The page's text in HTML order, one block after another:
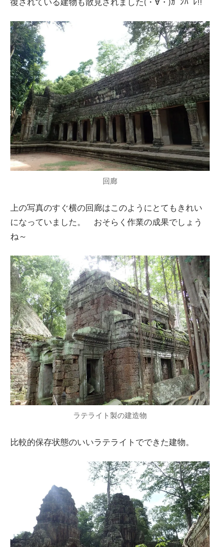
回廊
上の写真のすぐ横の回廊はこのようにとてもきれい
になっていました。 おそらく作業の成果でしょう
ね～
ラテライト製の建造物
比較的保存状態のいいラテライトでできた建物。